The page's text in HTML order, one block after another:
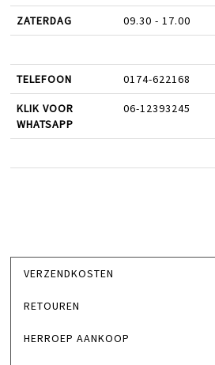
ZATERDAG 09.30 - 17.00
TELEFOON 0174-622168
KLIK VOOR
WHATSAPP
06-12393245
VERZENDKOSTEN
RETOUREN
HERROEP AANKOOP